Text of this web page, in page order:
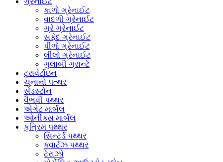
કાળો ગ્રેનાઈટ
વાદળી ગ્રેનાઈટ
ગ્રે ગ્રેનાઈટ
સફેદ ગ્રેનાઈટ
પીળો ગ્રેનાઈટ
લીલો ગ્રેનાઈટ
ગુલાબી ગ્રાન્ટે
ટ્રાવેર્ટાઇન
ચૂનાનો પત્થર
સેંડસ્ટોન
વૈભવી પથ્થર
એગેટ માર્બલ
ઓનીક્સ માર્બલ
કૃત્રિમ પથ્થર
સિન્ટર્ડ પથ્થર
ક્વાર્ટઝ પથ્થર
ટેરાઝો